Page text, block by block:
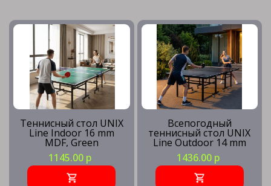
Теннисный стол UNIX
Line Indoor 16 mm
MDF, Green
1145.00 р
Всепогодный
теннисный стол UNIX
Line Outdoor 14 mm
SMC, Grey
1436.00 р